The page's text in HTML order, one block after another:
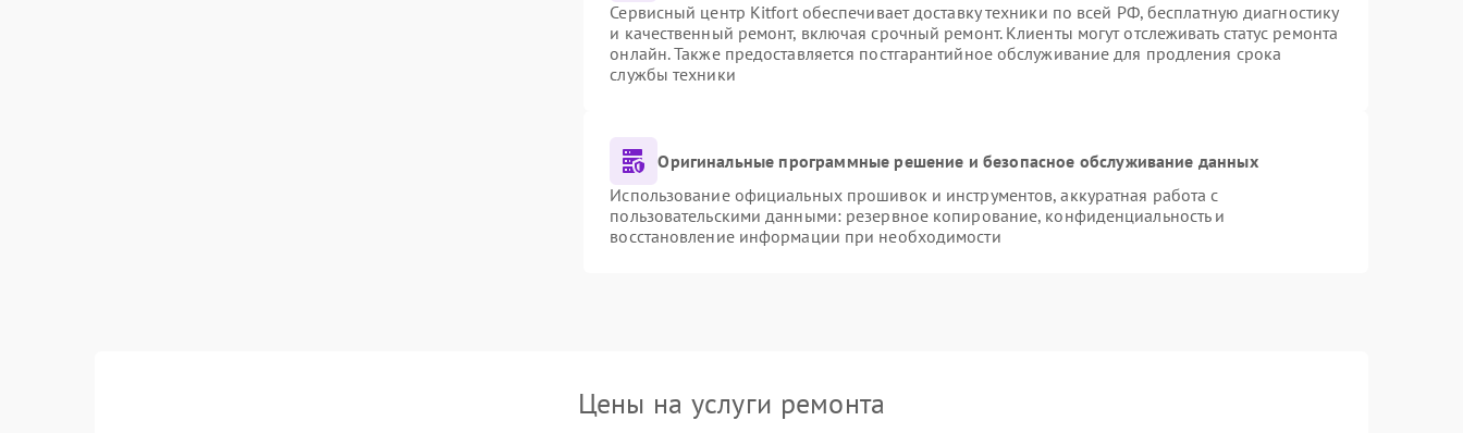
Сервисный центр Kitfort обеспечивает доставку техники по всей РФ, бесплатную диагностику
и качественный ремонт, включая срочный ремонт. Клиенты могут отслеживать статус ремонта
онлайн. Также предоставляется постгарантийное обслуживание для продления срока
службы техники
Оригинальные программные решение и безопасное обслуживание данных
Использование официальных прошивок и инструментов, аккуратная работа с
пользовательскими данными: резервное копирование, конфиденциальность и
восстановление информации при необходимости
Цены на услуги ремонта